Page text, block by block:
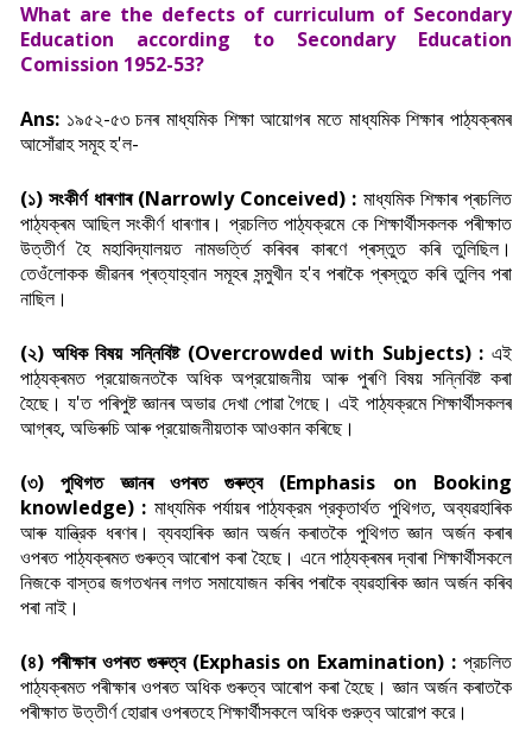
What are the defects of curriculum of Secondary
Education according to Secondary Education
Comission 1952-53?
Ans: ১৯৫২-৫৩ চনৰ মাধ্যমিক শিক্ষা আয়োগৰ মতে মাধ্যমিক শিক্ষাৰ পাঠ্যক্ৰমৰ
আসোঁৱাহ সমূহ হ'ল-
(১) সংকীৰ্ণ ধাৰণাৰ (Narrowly Conceived) : মাধ্যমিক শিক্ষাৰ প্ৰচলিত
পাঠ্যক্ৰম আছিল সংকীর্ণ ধাৰণাৰ। প্রচলিত পাঠ্যক্রমে কে শিক্ষার্থীসকলক পৰীক্ষাত
উত্তীৰ্ণ হৈ মহাবিদ্যালয়ত নামভৰ্ত্তি কৰিবৰ কাৰণে প্ৰস্তুত কৰি তুলিছিল।
তেওঁলোকক জীৱনৰ প্ৰত্যাহ্বান সমূহৰ সন্মুখীন হ'ব পৰাকৈ প্ৰস্তুত কৰি তুলিব পৰা
নাছিল।
(২) অধিক বিষয় সন্নিবিষ্ট (Overcrowded with Subjects) : এই
পাঠ্যক্ৰমত প্রয়োজনতকৈ অধিক অপ্রয়োজনীয় আৰু পুৰণি বিষয় সন্নিবিষ্ট কৰা
হৈছে। য'ত পৰিপুষ্ট জ্ঞানৰ অভাৱ দেখা পোৱা গৈছে। এই পাঠ্যক্রমে শিক্ষার্থীসকলৰ
আগ্ৰহ, অভিৰুচি আৰু প্রয়োজনীয়তাক আওকান কৰিছে।
(৩) পুথিগত জ্ঞানৰ ওপৰত গুৰুত্ব (Emphasis on Booking
knowledge) : মাধ্যমিক পৰ্যায়ৰ পাঠ্যক্রম প্রকৃতাৰ্থত পুথিগত, অব্যৱহাৰিক
আৰু যান্ত্রিক ধৰণৰ। ব্যবহাৰিক জ্ঞান অৰ্জন কৰাতকৈ পুথিগত জ্ঞান অর্জন কৰাৰ
ওপৰত পাঠ্যক্ৰমত গুৰুত্ব আৰোপ কৰা হৈছে। এনে পাঠ্যক্ৰমৰ দ্বাৰা শিক্ষার্থীসকলে
নিজকে বাস্তৱ জগতখনৰ লগত সমাযোজন কৰিব পৰাকৈ ব্যৱহাৰিক জ্ঞান অর্জন কৰিব
পৰা নাই।
(৪) পৰীক্ষাৰ ওপৰত গুৰুত্ব (Exphasis on Examination) : প্রচলিত
পাঠ্যক্ৰমত পৰীক্ষাৰ ওপৰত অধিক গুৰুত্ব আৰোপ কৰা হৈছে। জ্ঞান অর্জন কৰাতকৈ
পৰীক্ষাত উত্তীৰ্ণ হোৱাৰ ওপৰতহে শিক্ষার্থীসকলে অধিক গুরুত্ব আরোপ করে।